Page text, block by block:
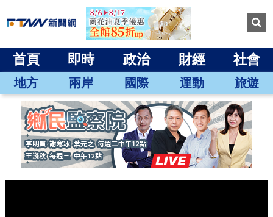
首頁 即時 政治 財經 社會
地方 兩岸 國際 運動 旅遊